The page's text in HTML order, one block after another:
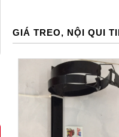
GIÁ TREO, NỘI QUI